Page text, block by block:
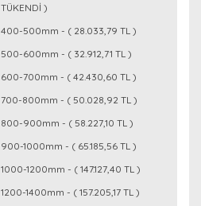
TÜKENDİ )
400-500mm - ( 28.033,79 TL )
500-600mm - ( 32.912,71 TL )
600-700mm - ( 42.430,60 TL )
700-800mm - ( 50.028,92 TL )
800-900mm - ( 58.227,10 TL )
900-1000mm - ( 65.185,56 TL )
1000-1200mm - ( 147.127,40 TL )
1200-1400mm - ( 157.205,17 TL )